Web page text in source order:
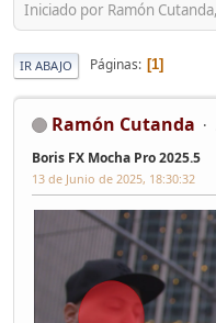
Iniciado por Ramón
IR ABAJO Páginas 1
Ramón Cutanda
Boris FX Mocha Pro 2025.5
13 de Junio de 2025, 18:30:32